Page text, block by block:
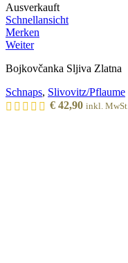
Ausverkauft
Schnellansicht
Merken
Weiter
Bojkovčanka Sljiva Zlatna
Schnaps, Slivovitz/Pflaume
€ 42,90 inkl. MwSt.